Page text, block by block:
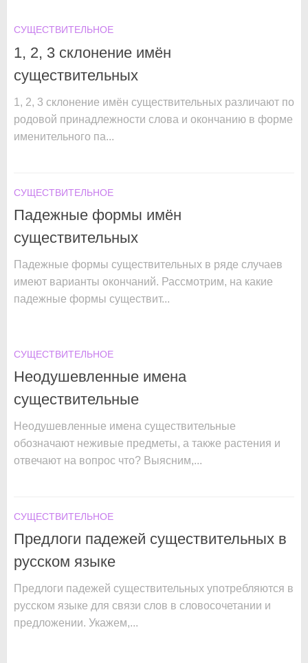
СУЩЕСТВИТЕЛЬНОЕ
1, 2, 3 склонение имён
существительных
1, 2, 3 склонение имён существительных различают по
родовой принадлежности слова и окончанию в форме
именительного па...
СУЩЕСТВИТЕЛЬНОЕ
Падежные формы имён
существительных
Падежные формы существительных в ряде случаев
имеют варианты окончаний. Рассмотрим, на какие
падежные формы существит...
СУЩЕСТВИТЕЛЬНОЕ
Неодушевленные имена
существительные
Неодушевленные имена существительные
обозначают неживые предметы, а также растения и
отвечают на вопрос что? Выясним,...
СУЩЕСТВИТЕЛЬНОЕ
Предлоги падежей существительных в
русском языке
Предлоги падежей существительных употребляются в
русском языке для связи слов в словосочетании и
предложении. Укажем,...